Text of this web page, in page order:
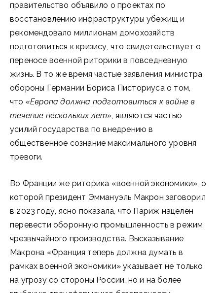
правительство объявило о проектах по
восстановлению инфраструктуры убежищ и
рекомендовало миллионам домохозяйств
подготовиться к кризису, что свидетельствует о
переносе военной риторики в повседневную
жизнь. В то же время частые заявления министра
обороны Германии Бориса Писториуса о том,
что «Европа должна подготовиться к войне в
течение нескольких лет», являются частью
усилий государства по внедрению в
общественное сознание максимального уровня
тревоги.
Во Франции же риторика «военной экономики», о
которой президент Эммануэль Макрон заговорил
в 2023 году, ясно показала, что Париж нацелен
перевести оборонную промышленность в режим
чрезвычайного производства. Высказывание
Макрона «Франция теперь должна думать в
рамках военной экономики» указывает не только
на угрозу со стороны России, но и на более